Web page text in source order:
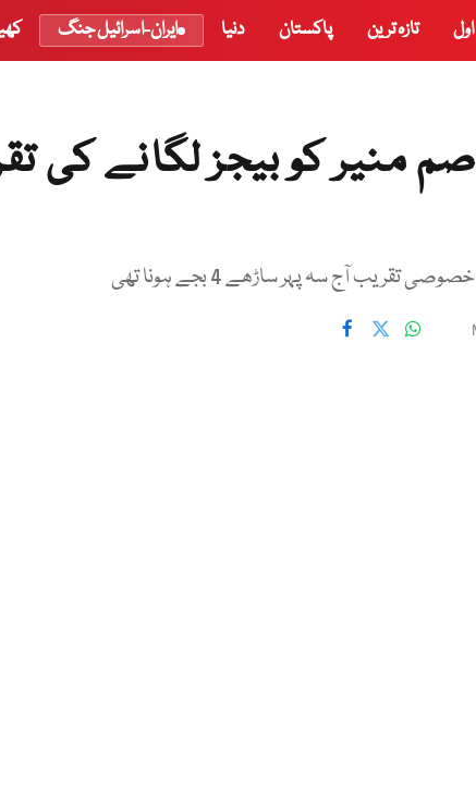
تازہ ترین پاکستان دنیا ایران-اسرائیل جنگ
منیر کو بیجز لگانے کی
آج سہ پہر ساڑھے 4 بجے ہونا تھی